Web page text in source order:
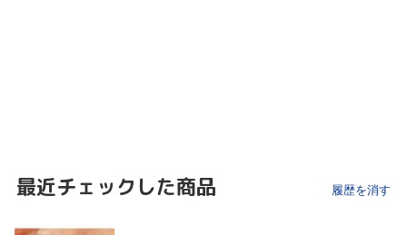
最近チェックした商品 履歴を消す